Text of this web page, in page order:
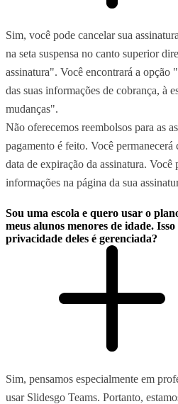
Sim, você pode cancelar sua
na seta suspensa no canto superior
assinatura". Você encontrará a opção
das suas informações de cobrança, à
mudanças".
Não oferecemos reembolsos para as
pagamento é feito. Você
data de expiração da assinatura. Você
informações na página da sua
Sou uma escola e quero usar o
meus alunos menores de idade.
privacidade deles é gerenciada?
Sim, pensamos especialmente em
usar Slidesgo Teams. Portanto,